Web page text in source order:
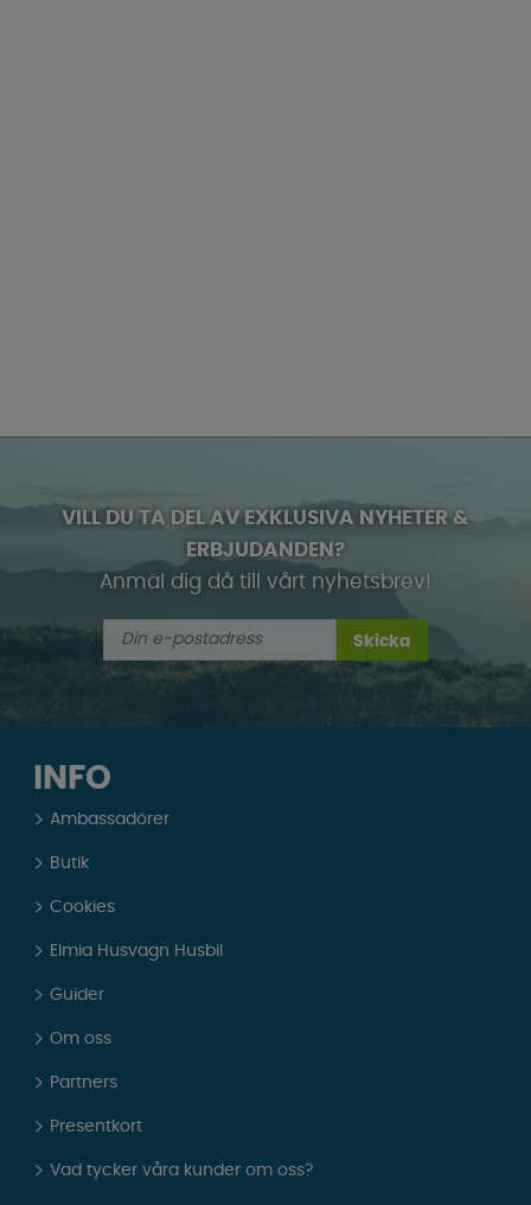
VILL DU TA DEL AV EXKLUSIVA NYHETER &
ERBJUDANDEN?
Anmäl dig då till vårt nyhetsbrev!
Skicka
INFO
Ambassadörer
Butik
Cookies
Elmia Husvagn Husbil
Guider
Om oss
Partners
Presentkort
Vad tycker våra kunder om oss?